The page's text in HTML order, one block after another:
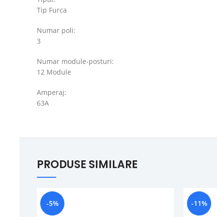
Tip Furca
Numar poli:
3
Numar module-posturi:
12 Module
Amperaj:
63A
PRODUSE SIMILARE
-5% -11%